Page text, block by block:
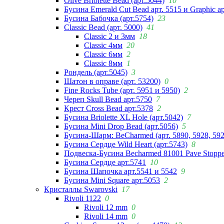
Бусина Emerald Cut Bead арт. 5515 и Graphic
Бусина Бабочка (арт.5754) 23
Classic Bead (арт. 5000) 41
Classic 2 и 3мм 18
Classic 4мм 20
Classic 6мм 2
Classic 8мм 1
Рондель (арт.5045) 3
Шатон в оправе (арт. 53200) 0
Fine Rocks Tube (арт. 5951 и 5950) 2
Череп Skull Bead арт.5750 7
Крест Cross Bead арт.5378 2
Бусина Briolette XL Hole (арт.5042) 7
Бусина Mini Drop Bead (арт.5056) 5
Бусина-Шарм: BeCharmed (арт. 5890, 5928,
Бусина Сердце Wild Heart (арт.5743) 8
Подвеска-Бусина Becharmed 81001 Pave
Бусина Сердце арт.5741
10
Бусина Шапочка арт.5541 и 5542 9
Бусина Mini Square арт.5053 2
Кристаллы Swarovski
17
Rivoli 1122 0
Rivoli 12 mm 0
Rivoli 14 mm 0